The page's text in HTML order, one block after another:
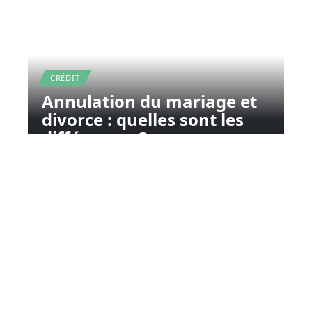
CRÉDIT
Annulation du mariage et
divorce : quelles sont les
différences ?